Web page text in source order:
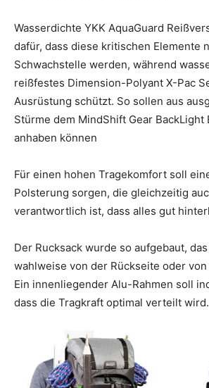
Wasserdichte YKK AquaGuard
dafür, dass diese kritischen Elemente
Schwachstelle werden, während
reißfestes Dimension-Polyant X-Pac
Ausrüstung schützt. So sollen aus
Stürme dem MindShift Gear BackLight
anhaben können
Für einen hohen Tragekomfort soll
Polsterung sorgen, die gleichzeitig
verantwortlich ist, dass alles gut
Der Rucksack wurde so aufgebaut,
wahlweise von der Rückseite oder
Ein innenliegender Alu-Rahmen soll
dass die Tragkraft optimal verteilt wird.